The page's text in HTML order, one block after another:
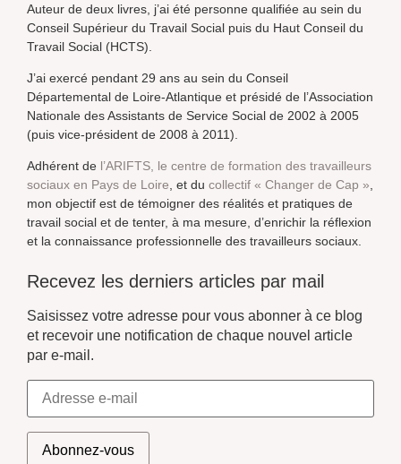
Auteur de deux livres, j’ai été personne qualifiée au sein du
Conseil Supérieur du Travail Social puis du Haut Conseil du
Travail Social (HCTS).
J’ai exercé pendant 29 ans au sein du Conseil
Départemental de Loire-Atlantique et présidé de l’Association
Nationale des Assistants de Service Social de 2002 à 2005
(puis vice-président de 2008 à 2011).
Adhérent de l’ARIFTS, le centre de formation des travailleurs
sociaux en Pays de Loire , et du collectif « Changer de Cap »
mon objectif est de témoigner des réalités et pratiques de
travail social et de tenter, à ma mesure, d’enrichir la réflexion
et la connaissance professionnelle des travailleurs sociaux.
Recevez les derniers articles par mail
Saisissez votre adresse pour vous abonner à ce blog
et recevoir une notification de chaque nouvel article
par e-mail.
Abonnez-vous